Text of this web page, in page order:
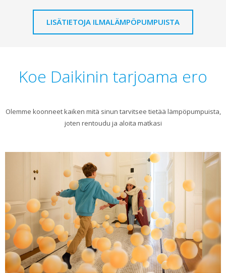
LISÄTIETOJA ILMALÄMPÖPUMPUISTA
Koe Daikinin tarjoama ero
Olemme koonneet kaiken mitä sinun tarvitsee tietää lämpöpumpuista,
joten rentoudu ja aloita matkasi